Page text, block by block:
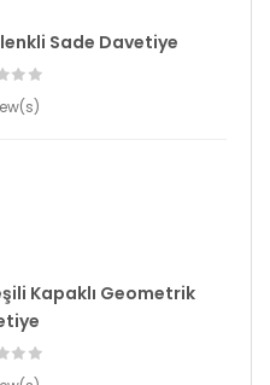
Sade Davetiye
Kapaklı Geometrik